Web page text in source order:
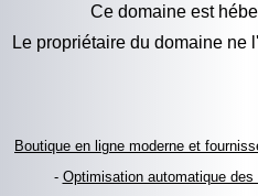
Ce domaine est
Le propriétaire du domaine ne
Boutique en ligne moderne et
- Optimisation automatique